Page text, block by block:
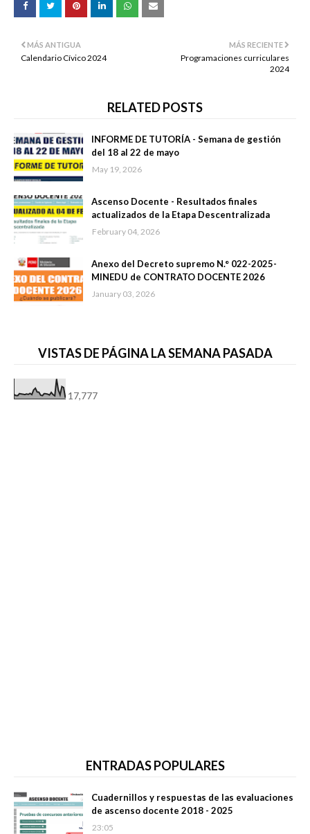
MÁS RECIENTE
Programaciones curriculares
2024
MÁS ANTIGUA
Calendario Cívico 2024
RELATED POSTS
INFORME DE TUTORÍA - Semana de gestión
del 18 al 22 de mayo
May 19, 2026
Ascenso Docente - Resultados finales
actualizados de la Etapa Descentralizada
February 04, 2026
Anexo del Decreto supremo N.° 022-2025-
MINEDU de CONTRATO DOCENTE 2026
January 03, 2026
VISTAS DE PÁGINA LA SEMANA PASADA
17,777
ENTRADAS POPULARES
Cuadernillos y respuestas de las evaluaciones
de ascenso docente 2018 - 2025
23:05